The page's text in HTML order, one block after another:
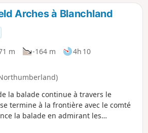
balade bifurque
côté de Millstone
Collier Law,
du bord de
Fatherley Hill
ensuite à
Edge et Burn.
Arches à Blanchland
m -164 m
4h 10
la balade continue à travers le
termine à la frontière avec le comté
la balade en admirant les